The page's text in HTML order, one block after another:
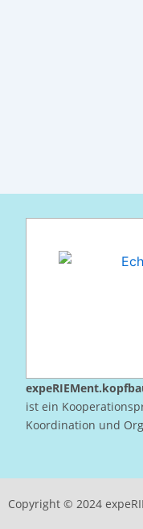
ist ein
Koordination und
Copyright © 2024